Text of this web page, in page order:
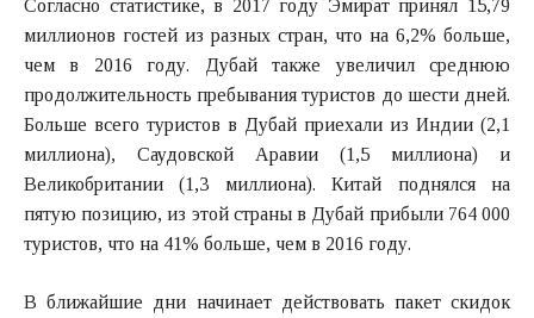
Согласно статистике, в 2017 году Эмират принял 15,79
миллионов гостей из разных стран, что на 6,2% больше,
чем в 2016 году. Дубай также увеличил среднюю
продолжительность пребывания туристов до шести дней.
Больше всего туристов в Дубай приехали из Индии (2,1
миллиона), Саудовской Аравии (1,5 миллиона) и
Великобритании (1,3 миллиона). Китай поднялся на
пятую позицию, из этой страны в Дубай прибыли 764 000
туристов, что на 41% больше, чем в 2016 году.
В ближайшие дни начинает действовать пакет скидок